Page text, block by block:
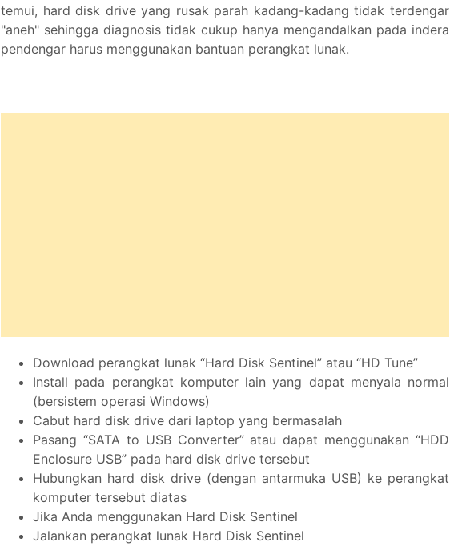
temui, hard disk drive yang rusak parah kadang-kadang tidak terdengar
"aneh" sehingga diagnosis tidak cukup hanya mengandalkan pada indera
pendengar harus menggunakan bantuan perangkat lunak.
Download perangkat lunak “Hard Disk Sentinel” atau “HD Tune”
Install pada perangkat komputer lain yang dapat menyala normal
(bersistem operasi Windows)
Cabut hard disk drive dari laptop yang bermasalah
Pasang “SATA to USB Converter” atau dapat menggunakan “HDD
Enclosure USB” pada hard disk drive tersebut
Hubungkan hard disk drive (dengan antarmuka USB) ke perangkat
komputer tersebut diatas
Jika Anda menggunakan Hard Disk Sentinel
Jalankan perangkat lunak Hard Disk Sentinel